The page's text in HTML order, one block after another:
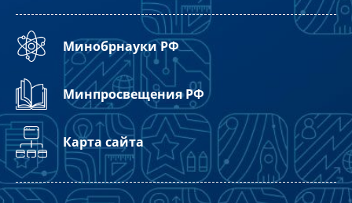
Минобрнауки РФ
Минпросвещения РФ
Карта сайта